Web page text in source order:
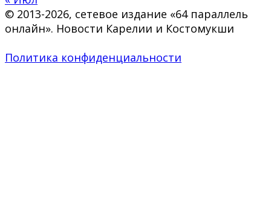
© 2013-2026, сетевое издание «64 параллель
онлайн». Новости Карелии и Костомукши
Политика конфиденциальности